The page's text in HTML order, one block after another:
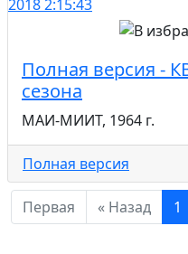
20182:15:43
Полная версия -
сезона
МАИ-МИИТ, 1964 г.
Полная версия
Первая « Назад 1